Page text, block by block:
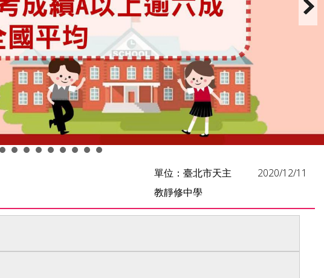
單位：臺北市天主
教靜修中學
2020/12/11